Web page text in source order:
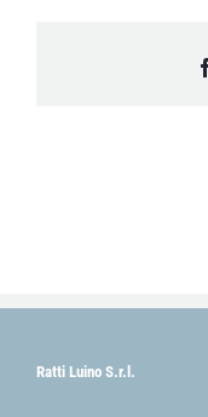
Ratti Luino S.r.l.